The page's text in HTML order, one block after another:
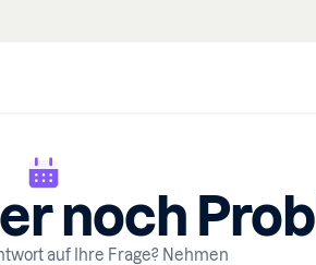
noch
auf Ihre Frage? Nehmen